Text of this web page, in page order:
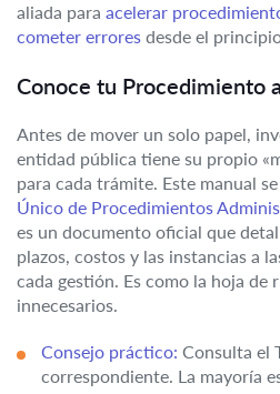
aliada para acelerar
cometer errores desde el
Conoce tu Procedimiento
Antes de mover un solo papel,
entidad pública tiene su propio
para cada trámite. Este manual
Único de Procedimientos
es un documento oficial que
plazos, costos y las instancias a
cada gestión. Es como la hoja de
innecesarios.
Consejo práctico: Consulta el
correspondiente. La mayoría